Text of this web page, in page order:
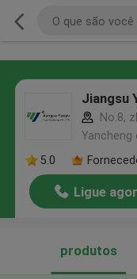
Jiangsu
No.8,
Yancheng
5.0
Ligue
produtos